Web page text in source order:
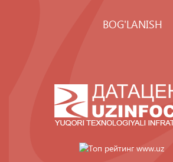
BOG'LANISH